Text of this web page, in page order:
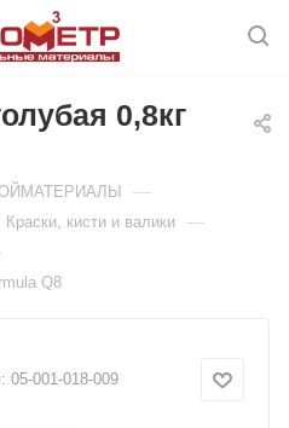
0,8кг
—
Краски, кисти и валики —
Q8
05-001-018-009